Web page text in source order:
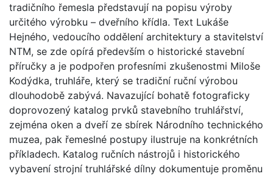
tradičního řemesla představují na popisu výroby
určitého výrobku – dveřního křídla. Text Lukáše
Hejného, vedoucího oddělení architektury a stavitelství
NTM, se zde opírá především o historické stavební
příručky a je podpořen profesními zkušenostmi Miloše
Kodýdka, truhláře, který se tradiční ruční výrobou
dlouhodobě zabývá. Navazující bohatě fotograficky
doprovozený katalog prvků stavebního truhlářství,
zejména oken a dveří ze sbírek Národního technického
muzea, pak řemeslné postupy ilustruje na konkrétních
příkladech. Katalog ručních nástrojů i historického
vybavení strojní truhlářské dílny dokumentuje proměnu